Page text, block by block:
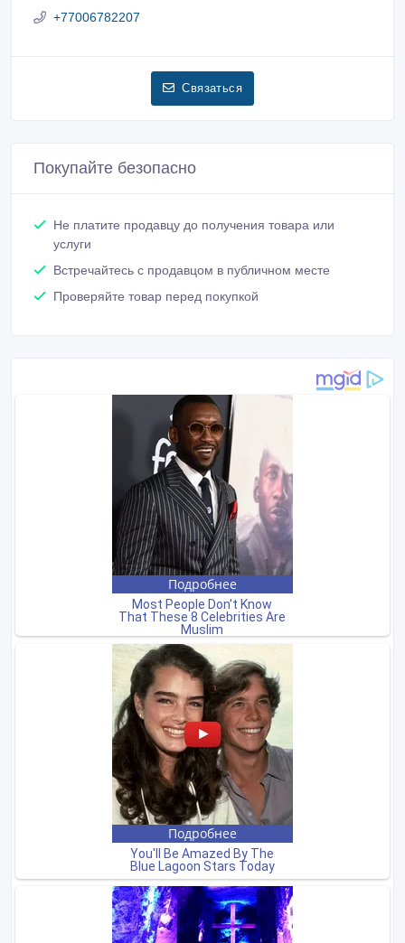
+77006782207
Связаться
Покупайте безопасно
Не платите продавцу до получения товара или
услуги
Встречайтесь с продавцом в публичном месте
Проверяйте товар перед покупкой